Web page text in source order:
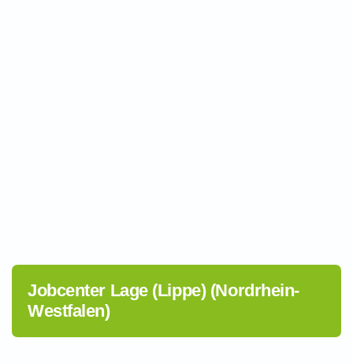
Jobcenter Lage (Lippe) (Nordrhein-
Westfalen)